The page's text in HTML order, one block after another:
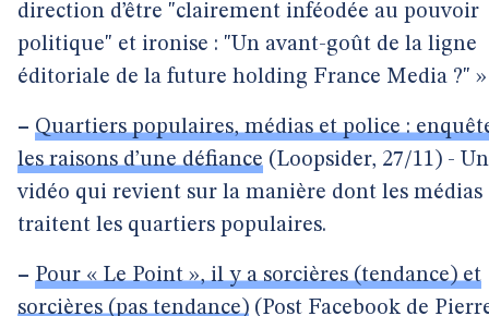
direction d’être "clairement inféodée au pouvoir
politique" et ironise : "Un avant-goût de la ligne
éditoriale de la future holding France Media ?" »
– Quartiers populaires, médias et police :
les raisons d’une défiance (Loopsider, 27/11) -
vidéo qui revient sur la manière dont les médias
traitent les quartiers populaires.
– Pour « Le Point », il y a sorcières (tendance) et
sorcières (pas tendance) (Post Facebook de